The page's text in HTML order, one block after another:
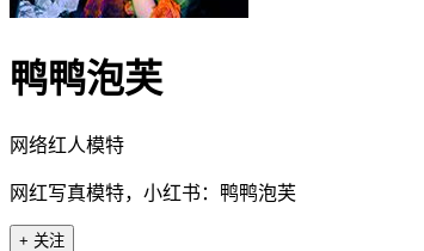
鸭鸭泡芙
网络红人模特
网红写真模特，小红书：鸭鸭泡芙
+ 关注